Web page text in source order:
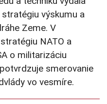
výskumu a
Zeme. V
NATO a
o militarizáciu
smerovanie
vo vesmíre.